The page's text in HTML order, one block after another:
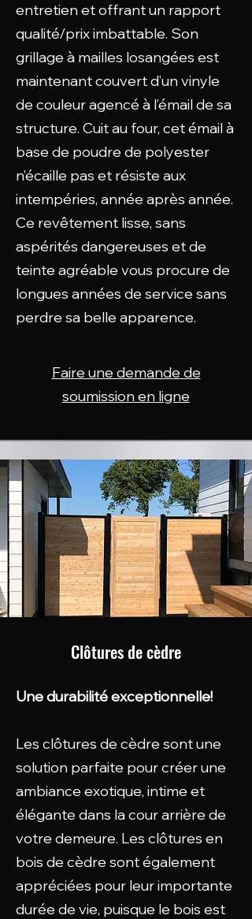
entretien et offrant un rapport
qualité/prix imbattable. Son
grillage à mailles losangées est
maintenant couvert d’un vinyle
de couleur agencé à l’émail de sa
structure. Cuit au four, cet émail à
base de poudre de polyester
n’écaille pas et résiste aux
intempéries, année après année.
Ce revêtement lisse, sans
aspérités dangereuses et de
teinte agréable vous procure de
longues années de service sans
perdre sa belle apparence.
Faire une demande de
soumission en ligne
Clôtures de cèdre
Une durabilité exceptionnelle!
Les clôtures de cèdre sont une
solution parfaite pour créer une
ambiance exotique, intime et
élégante dans la cour arrière de
votre demeure. Les clôtures en
bois de cèdre sont également
appréciées pour leur importante
durée de vie, puisque le bois est